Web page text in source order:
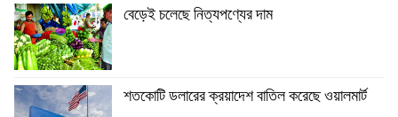
বেড়েই চলেছে নিত্যপণ্যের দাম
শতকোটি ডলারের ক্রয়াদেশ বাতিল করেছে ওয়ালমার্ট